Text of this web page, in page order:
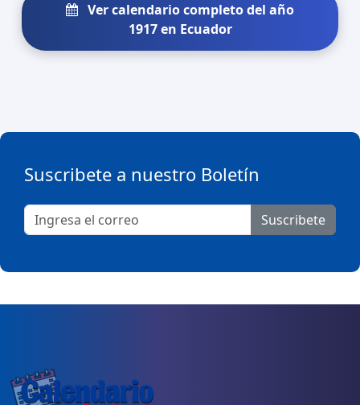
Ver calendario completo del año
1917 en Ecuador
Suscribete a nuestro Boletín
Suscribete